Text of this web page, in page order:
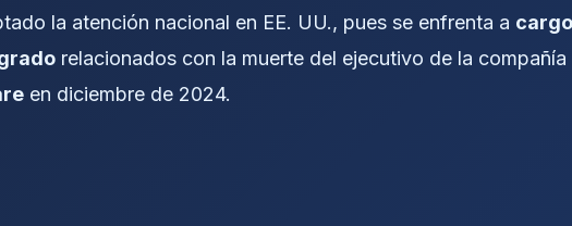
la atención nacional en EE. UU., pues se enfrenta a
relacionados con la muerte del ejecutivo de la compañía
en diciembre de 2024.